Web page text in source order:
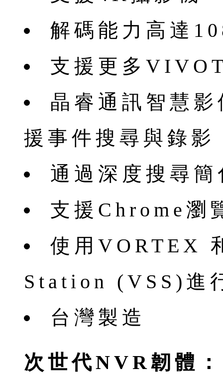
解碼能力高達
支援更多
晶睿通訊智慧
援事件搜尋與錄影
通過深度搜尋
支援Chrome瀏
使用VORTEX
Station (VSS)進
台灣製造
次世代NVR韌體